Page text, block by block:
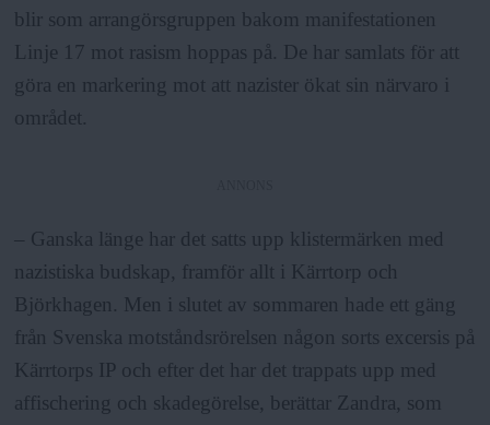
a
blir som arrangörsgruppen bakom manifestationen
Linje 17 mot rasism hoppas på. De har samlats för att
göra en markering mot att nazister ökat sin närvaro i
området.
– Ganska länge har det satts upp klistermärken med
nazistiska budskap, framför allt i Kärrtorp och
Björkhagen. Men i slutet av sommaren hade ett gäng
från Svenska motståndsrörelsen någon sorts excersis på
Kärrtorps IP och efter det har det trappats upp med
affischering och skadegörelse, berättar Zandra, som